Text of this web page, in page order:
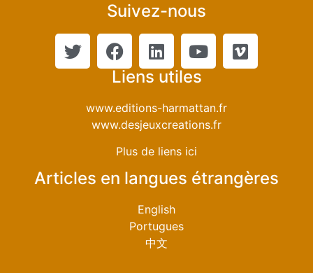
Suivez-nous
Liens utiles
www.editions-harmattan.fr
www.desjeuxcreations.fr
Plus de liens ici
Articles en langues étrangères
English
Portugues
中文